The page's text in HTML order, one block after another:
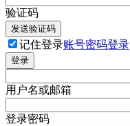
验证码
发送验证码
记住登录账号密码登录
登录
用户名或邮箱
登录密码